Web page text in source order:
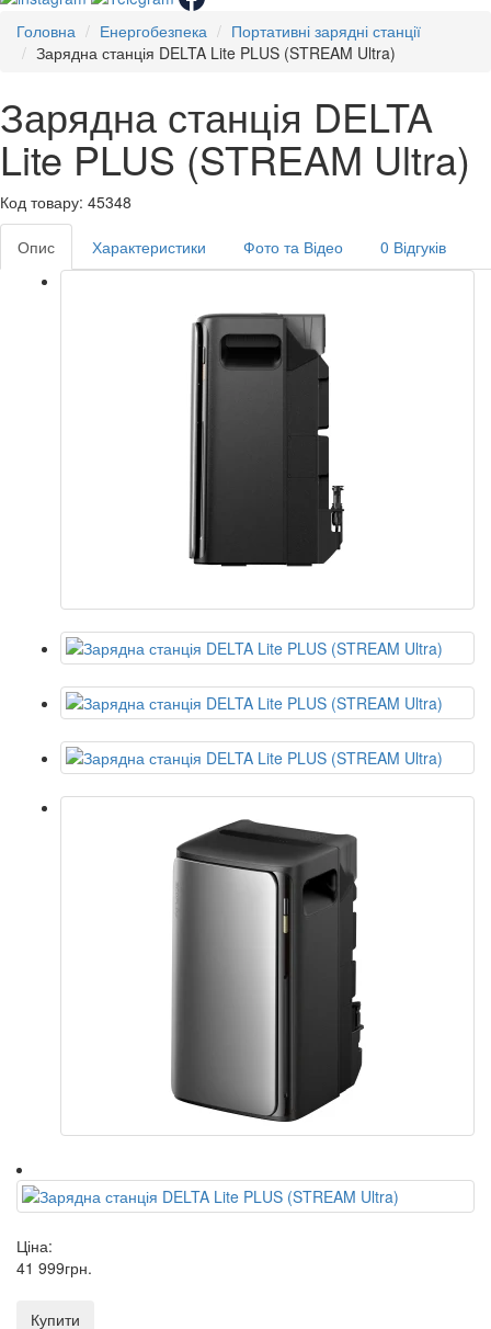
Головна Енергобезпека
Портативні зарядні станції
Зарядна станція DELTA Lite PLUS (STREAM Ultra)
Зарядна станція DELTA
Lite PLUS (STREAM Ultra)
Код товару: 45348
Опис Характеристики Фото та Відео 0 Відгуків
Ціна:
41 999грн.
Купити